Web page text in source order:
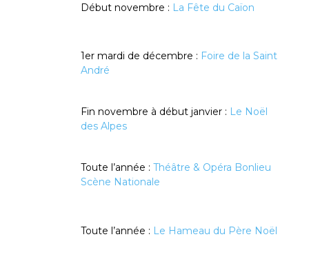
Début novembre : La Fête du Caïon
1er mardi de décembre : Foire de la Saint
André
Fin novembre à début janvier : Le Noël
des Alpes
Toute l’année : Théâtre & Opéra Bonlieu
Scène Nationale
Toute l’année : Le Hameau du Père Noël